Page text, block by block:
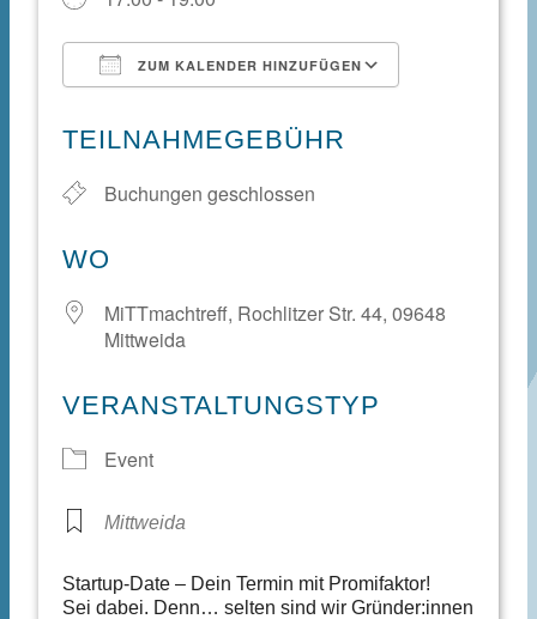
ZUM KALENDER HINZUFÜGEN
TEILNAHMEGEBÜHR
Buchungen geschlossen
WO
MiTTmachtreff, Rochlitzer Str. 44, 09648
Mittweida
VERANSTALTUNGSTYP
Event
Mittweida
Startup-Date – Dein Termin mit Promifaktor!
Sei dabei. Denn… selten sind wir Gründer:innen